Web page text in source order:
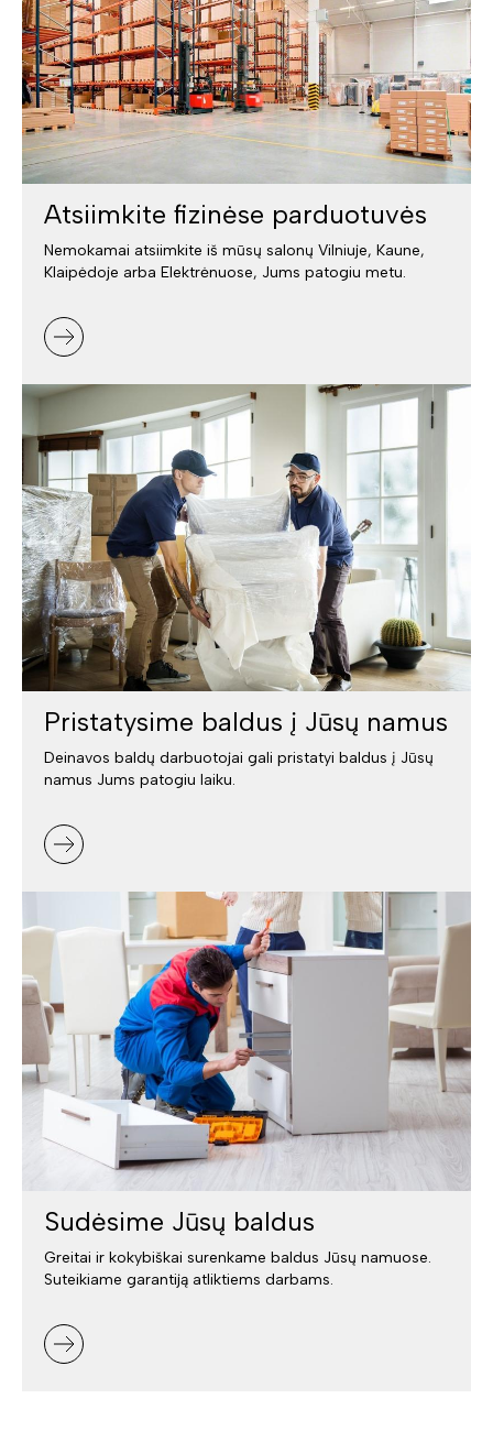
Atsiimkite fizinėse parduotuvės
Nemokamai atsiimkite iš mūsų salonų Vilniuje, Kaune,
Klaipėdoje arba Elektrėnuose, Jums patogiu metu.
Pristatysime baldus į Jūsų namus
Deinavos baldų darbuotojai gali pristatyi baldus į Jūsų
namus Jums patogiu laiku.
Sudėsime Jūsų baldus
Greitai ir kokybiškai surenkame baldus Jūsų namuose.
Suteikiame garantiją atliktiems darbams.